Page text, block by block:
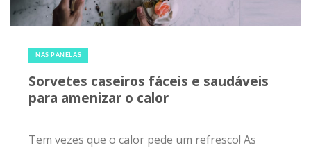
NAS PANELAS
Sorvetes caseiros fáceis e saudáveis
para amenizar o calor
Tem vezes que o calor pede um refresco! As